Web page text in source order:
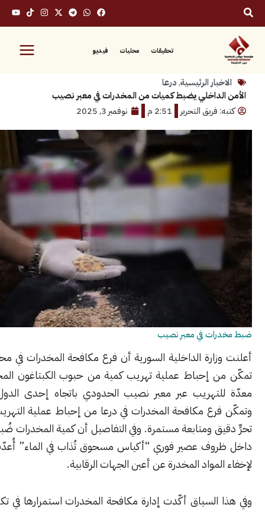
محليات فيديو
الرئيسية,درعا
يضبط كميات من المخدرات في معبر نصيب
فريق التحرير
2:51 م نوفمبر 3, 2025
في معبر نصيب
الداخلية السورية أن فرع مكافحة المخدرات في محافظة درعا،
إحباط عملية تهريب كمية من حبوب الكبتاغون المخدرة، كانت
عبر معبر نصيب الحدودي باتجاه إحدى الدول المجاورة.
مكافحة المخدرات في درعا من إحباط عملية التهريب هذه بعد
ومتابعة مستمرة. وفي التفاصيل أن كمية المخدرات ضُبطت مخبأة
عصير فوري “أكياس مسحوق تُذاب في الماء” أُعدّت خصوصاً
المخدرة عن أعين الجهات الرقابية.
أكّدت إدارة مكافحة المخدرات استمرارها في تكثيف الرقابة